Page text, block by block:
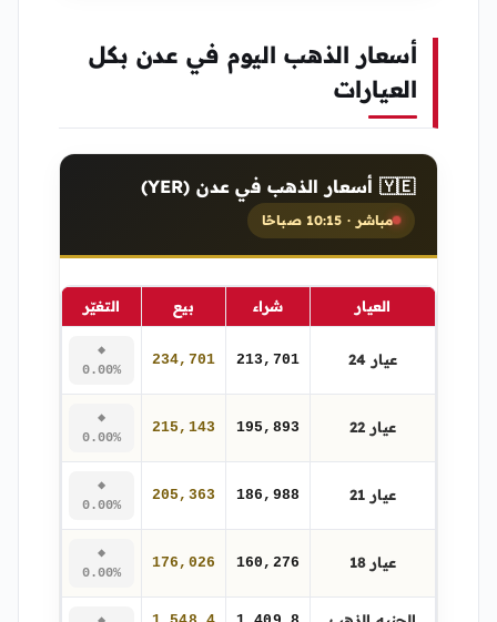
أسعار الذهب اليوم في عدن بكل
العيارات
🇾🇪 أسعار الذهب في عدن (YER)
مباشر · 10:15 صباحًا
العيار شراء بيع التغيّر
عيار 24 213,701
234,701
◆
0.00%
عيار 22 195,893
215,143
◆
0.00%
عيار 21 186,988
205,363
◆
0.00%
عيار 18 160,276
176,026
◆
0.00%